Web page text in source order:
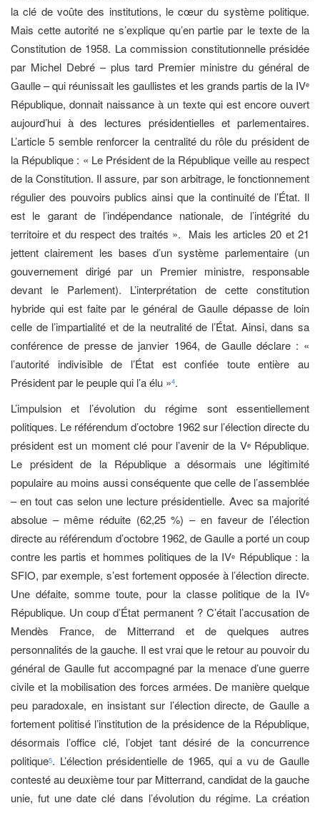
la clé de voûte des institutions, le cœur du système politique.
Mais cette autorité ne s’explique qu’en partie par le texte de la
Constitution de 1958. La commission constitutionnelle présidée
par Michel Debré – plus tard Premier ministre du général de
Gaulle – qui réunissait les gaullistes et les grands partis de la IVe
République, donnait naissance à un texte qui est encore ouvert
aujourd’hui à des lectures présidentielles et parlementaires.
L’article 5 semble renforcer la centralité du rôle du président de
la République : « Le Président de la République veille au respect
de la Constitution. Il assure, par son arbitrage, le fonctionnement
régulier des pouvoirs publics ainsi que la continuité de l’État. Il
est le garant de l’indépendance nationale, de l’intégrité du
territoire et du respect des traités ». Mais les articles 20 et 21
jettent clairement les bases d’un système parlementaire (un
gouvernement dirigé par un Premier ministre, responsable
devant le Parlement). L’interprétation de cette constitution
hybride qui est faite par le général de Gaulle dépasse de loin
celle de l’impartialité et de la neutralité de l’État. Ainsi, dans sa
conférence de presse de janvier 1964, de Gaulle déclare : «
l’autorité indivisible de l’État est confiée toute entière au
Président par le peuple qui l’a élu »4.
L’impulsion et l’évolution du régime sont essentiellement
politiques. Le référendum d’octobre 1962 sur l’élection directe du
président est un moment clé pour l’avenir de la VeRépublique.
Le président de la République a désormais une légitimité
populaire au moins aussi conséquente que celle de l’assemblée
– en tout cas selon une lecture présidentielle. Avec sa majorité
absolue – même réduite (62,25 %) – en faveur de l’élection
directe au référendum d’octobre 1962, de Gaulle a porté un coup
contre les partis et hommes politiques de la IVe République : la
SFIO, par exemple, s’est fortement opposée à l’élection directe.
Une défaite, somme toute, pour la classe politique de la IVe
République. Un coup d’État permanent ? C’était l’accusation de
Mendès France, de Mitterrand et de quelques autres
personnalités de la gauche. Il est vrai que le retour au pouvoir du
général de Gaulle fut accompagné par la menace d’une guerre
civile et la mobilisation des forces armées. De manière quelque
peu paradoxale, en insistant sur l’élection directe, de Gaulle a
fortement politisé l’institution de la présidence de la République,
désormais l’office clé, l’objet tant désiré de la concurrence
politique5. L’élection présidentielle de 1965, qui a vu de Gaulle
contesté au deuxième tour par Mitterrand, candidat de la gauche
unie, fut une date clé dans l’évolution du régime. La création